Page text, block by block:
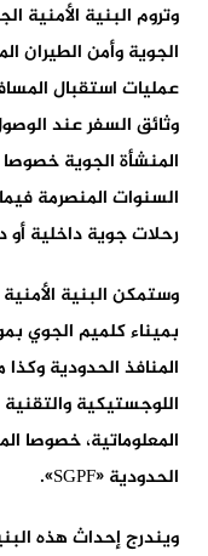
وتروم البنية الأمنية
الجوية وأمن الطيران
عمليات استقبال
وثائق السفر عند
المنشأة الجوية
السنوات المنصرمة
رحلات جوية داخلية أو
وستمكن البنية
بميناء كلميم الجوي
المنافذ الحدودية
اللوجستيكية والتقنية
المعلوماتية، خصوصا
الحدودية «SGPF».
ويندرج إحداث هذه